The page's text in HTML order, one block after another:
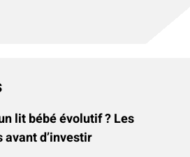
lit bébé évolutif ? Les
d’investir